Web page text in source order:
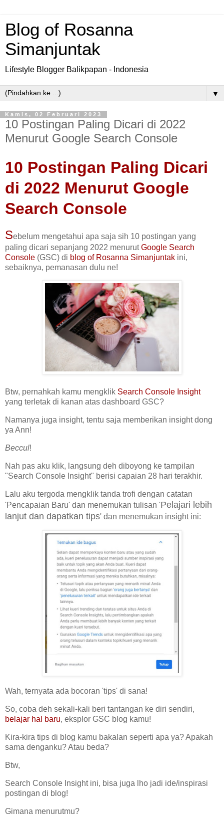
Blog of Rosanna
Simanjuntak
Lifestyle Blogger Balikpapan - Indonesia
▼
Kamis, 02 Februari 2023
10 Postingan Paling Dicari di 2022
Menurut Google Search Console
10 Postingan Paling Dicari
di 2022 Menurut Google
Search Console
Sebelum mengetahui apa saja sih 10 postingan yang
paling dicari sepanjang 2022 menurutGoogle Search
Console (GSC) di blog of Rosanna Simanjuntak ini,
sebaiknya, pemanasan dulu ne!
Btw, pernahkah kamu mengklik Search Console Insight
yang terletak di kanan atas dashboard GSC?
Namanya juga insight, tentu saja memberikan insight dong
ya Ann!
Beccul!
Nah pas aku klik, langsung deh diboyong ke tampilan
"Search Console Insight" berisi capaian 28 hari terakhir.
Lalu aku tergoda mengklik tanda trofi dengan catatan
'Pencapaian Baru' dan menemukan tulisan 'Pelajari lebih
lanjut dan dapatkan tips' dan menemukan insight ini:
Wah, ternyata ada bocoran 'tips' di sana!
So, coba deh sekali-kali beri tantangan ke diri sendiri,
belajar hal baru, eksplor GSC blog kamu!
Kira-kira tips di blog kamu bakalan seperti apa ya? Apakah
sama denganku? Atau beda?
Btw,
Search Console Insight ini, bisa juga lho jadi ide/inspirasi
postingan di blog!
Gimana menurutmu?